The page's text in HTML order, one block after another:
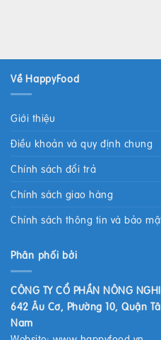
Về HappyFood
Giới thiệu
Điều khoản và quy định chung
Chính sách đổi trả
Chính sách giao hàng
Chính sách thông tin và bảo
Phân phối bởi
CÔNG TY CỔ PHẦN NÔNG
642 Âu Cơ, Phường 10, Quận
Nam